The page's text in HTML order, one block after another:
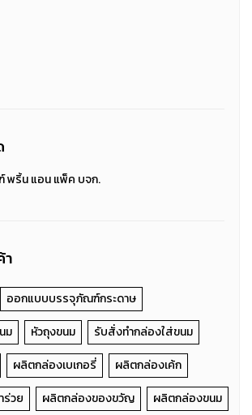
พริ้น แอน แพ็ค บจก.
ออกแบบบรรจุภัณฑ์กระดาษ
ม
หัวถุงขนม
รับสั่งทำกล่องใส่ขนม
ผลิตกล่องเบเกอรี่
ผลิตกล่องเค้ก
วย
ผลิตกล่องของขวัญ
ผลิตกล่องขนม